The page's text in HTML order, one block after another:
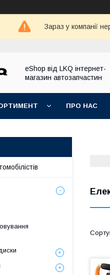
Зараз у компанії
eShop від LKQ інтернет-
магазин автозапчастин
ПРО НАС